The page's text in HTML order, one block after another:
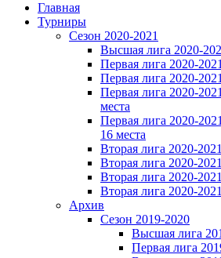
Главная
Турниры
Сезон 2020-2021
Высшая лига 2020-
Первая лига 2020-
Первая лига 2020-
Первая лига 2020-
места
Первая лига 2020-
16 места
Вторая лига 2020-
Вторая лига 2020-
Вторая лига 2020-
Вторая лига 2020-
Архив
Сезон 2019-2020
Высшая лига
Первая лига